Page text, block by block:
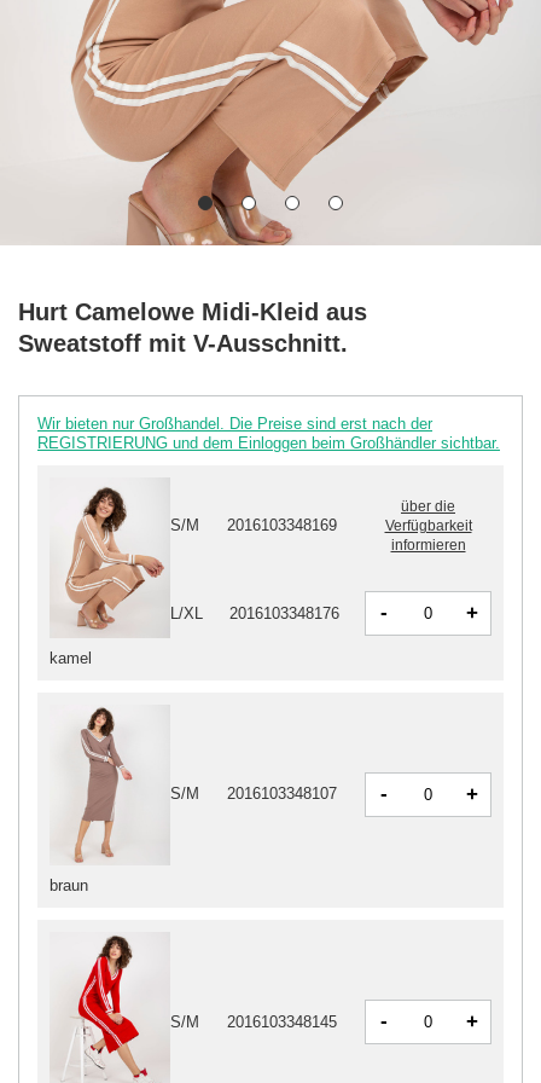
Hurt Camelowe Midi-Kleid aus
Sweatstoff mit V-Ausschnitt.
Wir bieten nur Großhandel. Die Preise sind erst nach der
REGISTRIERUNG und dem Einloggen beim Großhändler sichtbar.
kamel
S/M 2016103348169
über die
Verfügbarkeit
informieren
L/XL 2016103348176 - +
braun
S/M 2016103348107 - +
S/M 2016103348145 - +